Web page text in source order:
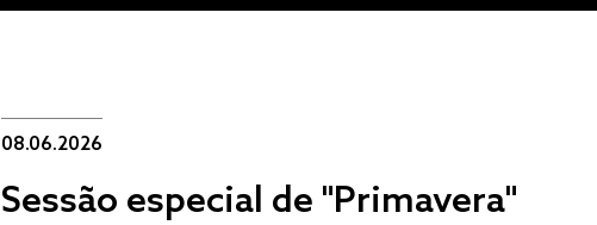
08.06.2026
Sessão especial de "Primavera"